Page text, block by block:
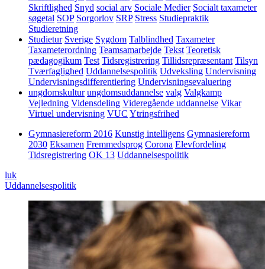
Skriftlighed Snyd social arv Sociale Medier Socialt taxameter
søgetal SOP Sorgorlov SRP Stress Studiepraktik
Studieretning
Studietur Sverige Sygdom Talblindhed Taxameter
Taxameterordning Teamsamarbejde Tekst Teoretisk
pædagogikum Test Tidsregistrering Tillidsrepræsentant Tilsyn
Tværfaglighed Uddannelsespolitik Udveksling Undervisning
Undervisningsdifferentiering Undervisningsevaluering
ungdomskultur ungdomsuddannelse valg Valgkamp
Vejledning Vidensdeling Videregående uddannelse Vikar
Virtuel undervisning VUC Ytringsfrihed
Gymnasiereform 2016 Kunstig intelligens Gymnasiereform
2030 Eksamen Fremmedsprog Corona Elevfordeling
Tidsregistrering OK 13 Uddannelsespolitik
luk
Uddannelsespolitik